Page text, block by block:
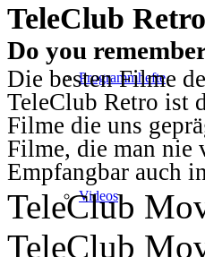
Programmhefte
Videos
TeleClub Retro
Do you
Die besten Filme
TeleClub Retro ist
Filme die uns
Filme, die man nie
Empfangbar auch
TeleClub
TeleClub